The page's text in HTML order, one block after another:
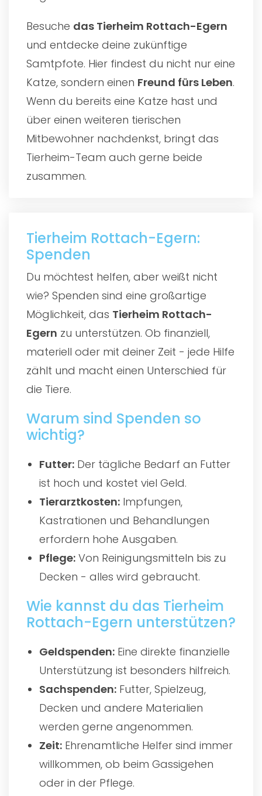
Besuche das Tierheim Rottach-Egern
und entdecke deine zukünftige
Samtpfote. Hier findest du nicht nur eine
Katze, sondern einen Freund fürs Leben.
Wenn du bereits eine Katze hast und
über einen weiteren tierischen
Mitbewohner nachdenkst, bringt das
Tierheim-Team auch gerne beide
zusammen.
Tierheim Rottach-Egern:
Spenden
Du möchtest helfen, aber weißt nicht
wie? Spenden sind eine großartige
Möglichkeit, das Tierheim Rottach-
Egern zu unterstützen. Ob finanziell,
materiell oder mit deiner Zeit - jede Hilfe
zählt und macht einen Unterschied für
die Tiere.
Warum sind Spenden so
wichtig?
Futter: Der tägliche Bedarf an Futter
ist hoch und kostet viel Geld.
Tierarztkosten: Impfungen,
Kastrationen und Behandlungen
erfordern hohe Ausgaben.
Pflege: Von Reinigungsmitteln bis zu
Decken - alles wird gebraucht.
Wie kannst du das Tierheim
Rottach-Egern unterstützen?
Geldspenden: Eine direkte finanzielle
Unterstützung ist besonders hilfreich.
Sachspenden: Futter, Spielzeug,
Decken und andere Materialien
werden gerne angenommen.
Zeit: Ehrenamtliche Helfer sind immer
willkommen, ob beim Gassigehen
oder in der Pflege.